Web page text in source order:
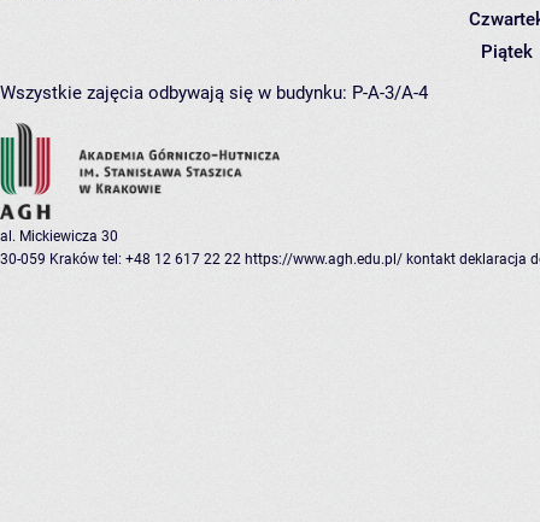
Piątek
Wszystkie zajęcia odbywają się w budynku: P-A-3/A-4
al. Mickiewicza 30
30-059 Kraków tel: +48 12 617 22 22 https://www.agh.edu.pl/ kontakt deklaracja